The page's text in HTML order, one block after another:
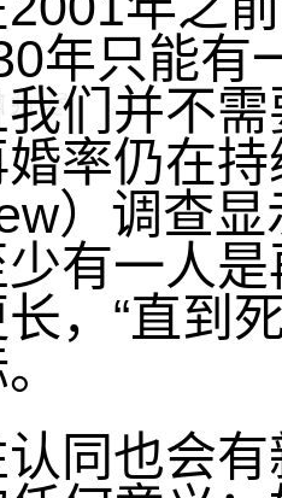
年只能有
们并不
率仍在
）调查
有一人
，“直到
同也会